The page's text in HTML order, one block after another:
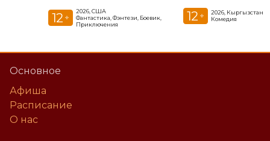
12 +
2026, США
Фантастика, Фэнтези, Боевик,
Приключения
12 +
2026, Кыргызстан
Комедия
Основное
Афиша
Расписание
О нас